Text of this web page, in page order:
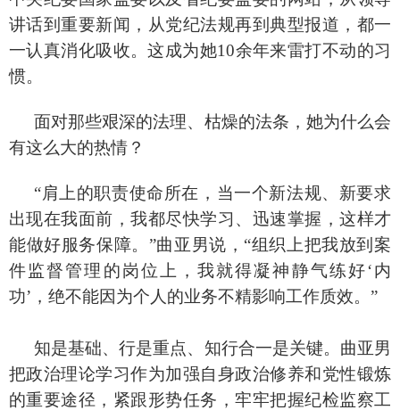
讲话到重要新闻，从党纪法规再到典型报道，都一
一认真消化吸收。这成为她10余年来雷打不动的习
惯。
面对那些艰深的法理、枯燥的法条，她为什么会
有这么大的热情？
“肩上的职责使命所在，当一个新法规、新要求
出现在我面前，我都尽快学习、迅速掌握，这样才
能做好服务保障。”曲亚男说，“组织上把我放到案
件监督管理的岗位上，我就得凝神静气练好‘内
功’，绝不能因为个人的业务不精影响工作质效。”
知是基础、行是重点、知行合一是关键。曲亚男
把政治理论学习作为加强自身政治修养和党性锻炼
的重要途径，紧跟形势任务，牢牢把握纪检监察工